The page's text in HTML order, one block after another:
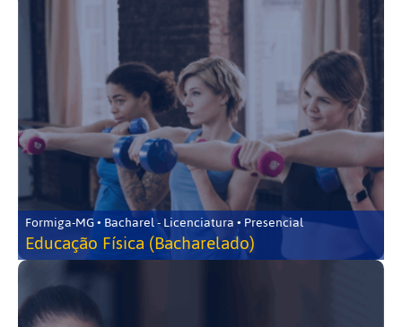
Formiga-MG • Bacharel - Licenciatura • Presencial
Educação Física (Bacharelado)